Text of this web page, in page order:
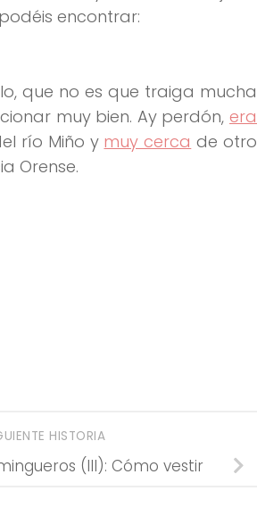
encontrar:
que no es que traiga mucha
muy bien. Ay perdón, era
río Miño y muy cerca de otro
Orense.
HISTORIA
(III): Cómo vestir